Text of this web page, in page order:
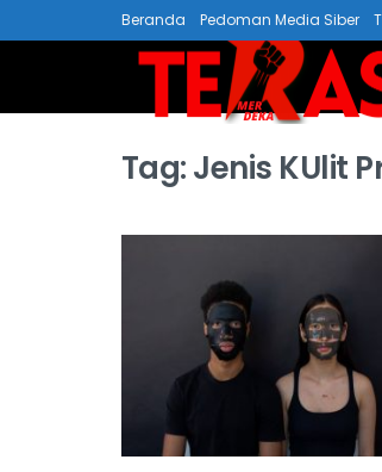
Beranda Pedoman Media Siber
Tag:Jenis KUlit